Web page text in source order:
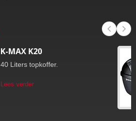
K-MAX K20
40 Liters topkoffer.
Lees verder